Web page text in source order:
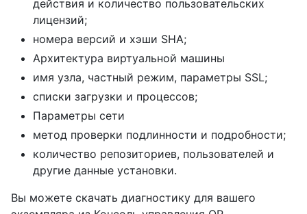
действия и количество пользовательских
лицензий;
номера версий и хэши SHA;
Архитектура виртуальной машины
имя узла, частный режим, параметры SSL;
списки загрузки и процессов;
Параметры сети
метод проверки подлинности и подробности;
количество репозиториев, пользователей и
другие данные установки.
Вы можете скачать диагностику для вашего